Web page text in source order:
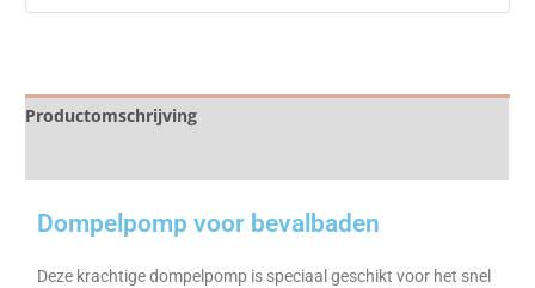
Productomschrijving
Dompelpomp voor bevalbaden
Deze krachtige dompelpomp is speciaal geschikt voor het snel